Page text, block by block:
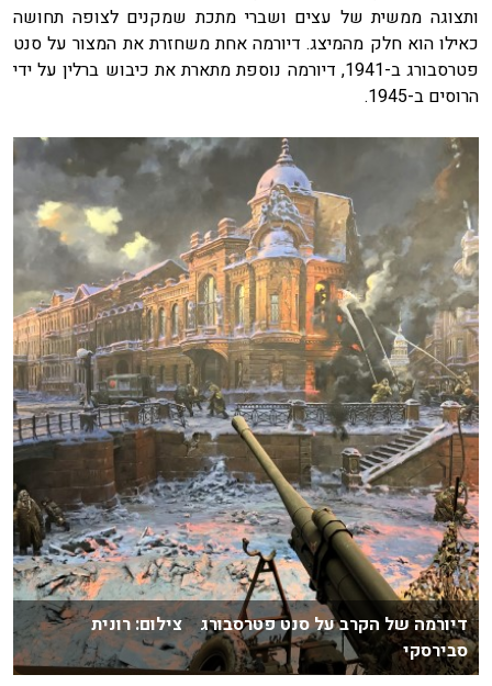
ותצוגה ממשית של עצים ושברי מתכת שמקנים לצופה תחושה
כאילו הוא חלק מהמיצג. דיורמה אחת משחזרת את המצור על סנט
פטרסבורג ב-1941, דיורמה נוספת מתארת את כיבוש ברלין על ידי
הרוסים ב-1945.
דיורמה של הקרב על סנט פטרסבורג צילום: רונית
סבירסקי